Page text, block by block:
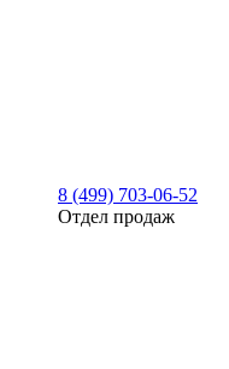
8 (499) 703-06-52
Отдел продаж